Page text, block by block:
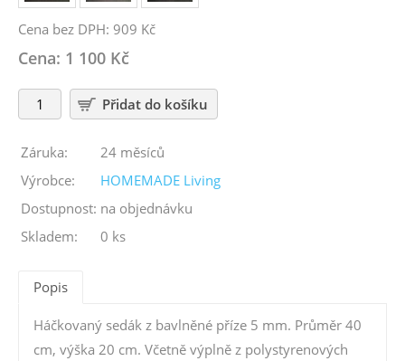
Cena bez DPH: 909 Kč
Cena: 1 100 Kč
Záruka:
24 měsíců
Výrobce:
HOMEMADE Living
Dostupnost: na objednávku
Skladem:
0 ks
Popis
Háčkovaný sedák z bavlněné příze 5 mm. Průměr 40
cm, výška 20 cm. Včetně výplně z polystyrenových